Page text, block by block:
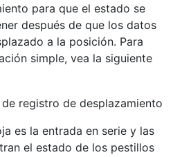
para que el estado se
después de que los datos
a la posición. Para
simple, vea la siguiente
es la entrada en serie y las
el estado de los pestillos